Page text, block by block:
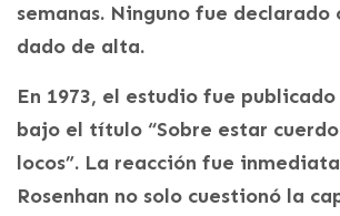
semanas. Ninguno fue declarado
dado de alta.
En 1973, el estudio fue publicado
bajo el título “Sobre estar
locos”. La reacción fue
Rosenhan no solo cuestionó la